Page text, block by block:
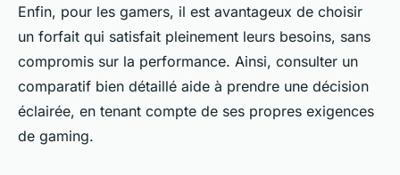
Enfin, pour les gamers, il est avantageux de choisir
un forfait qui satisfait pleinement leurs besoins, sans
compromis sur la performance. Ainsi, consulter un
comparatif bien détaillé aide à prendre une décision
éclairée, en tenant compte de ses propres exigences
de gaming.